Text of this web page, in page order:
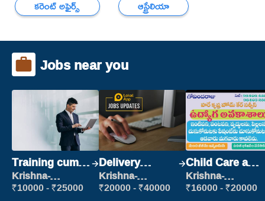
కరెంట్ అఫైర్స్ ఆస్ట్రేలియా
Jobs near you
Training cum
Placement
Krishna-
vijayawada
₹10000 - ₹25000
Delivery
Executive
Krishna-
vijayawada
₹20000 - ₹40000
Child Care and
Patient care
Krishna-
vijayawada
₹16000 - ₹20000